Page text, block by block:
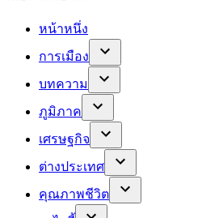
หน้าหนึ่ง
การเมือง
บทความ
ภูมิภาค
เศรษฐกิจ
ต่างประเทศ
คุณภาพชีวิต